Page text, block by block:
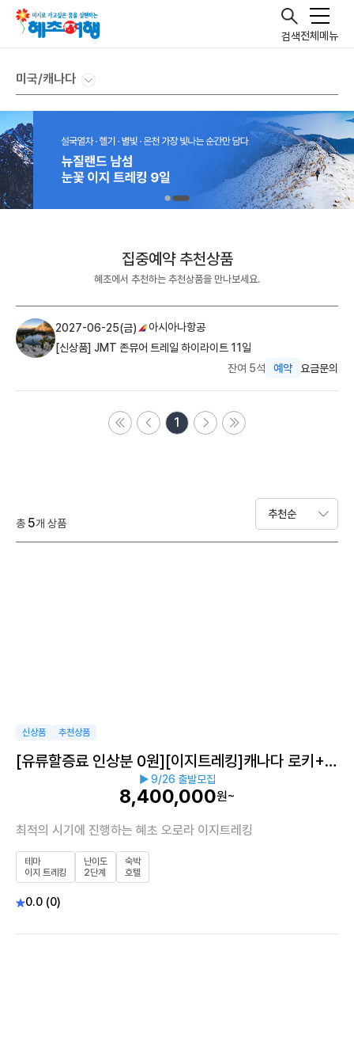
검색전체메뉴
미국/캐나다
집중예약 추천상품
혜초에서 추천하는 추천상품을 만나보세요.
2027-06-25(금)
아시아나항공
[신상품] JMT 존뮤어 트레일 하이라이트 11일
요금문의
예약
잔여 5석
1
총 5개 상품
신상품 추천상품
[유류할증료 인상분 0원][이지트레킹]캐나다 로키+옐
로나이프 오로라 9일▶ 9/26 출발모집
8,400,000원~
최적의 시기에 진행하는 혜초 오로라 이지트레킹
테마
이지 트레킹
난이도
2단계
숙박
호텔
0.0 (0)